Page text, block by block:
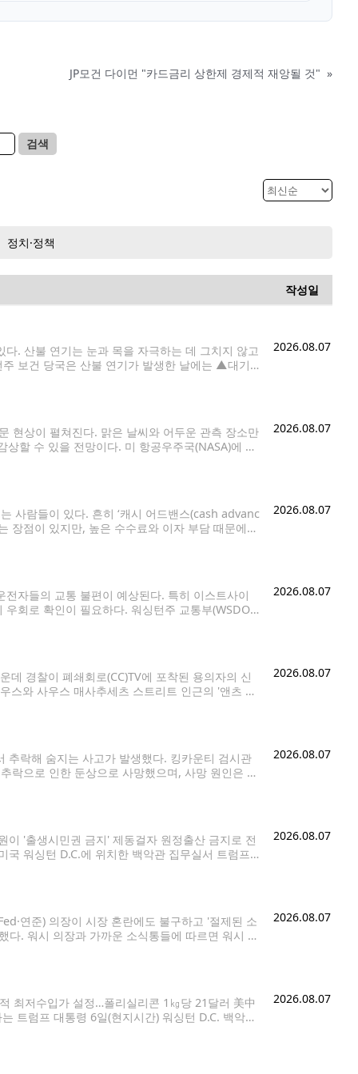
JP모건 다이먼 "카드금리 상한제 경제적 재앙될 것" »
검색
정치·정책
작성일
. 산불 연기는 눈과 목을 자극하는 데 그치지 않고
보건 당국은 산불 연기가 발생한 날에는 ▲대기
2026.08.07
현상이 펼쳐진다. 맑은 날씨와 어두운 관측 장소만
할 수 있을 전망이다. 미 항공우주국(NASA)에 따
2026.08.07
사람들이 있다. 흔히 ‘캐시 어드밴스(cash advanc
장점이 있지만, 높은 수수료와 이자 부담 때문에
2026.08.07
자들의 교통 불편이 예상된다. 특히 이스트사이
회로 확인이 필요하다. 워싱턴주 교통부(WSDOT)
2026.08.07
경찰이 폐쇄회로(CC)TV에 포착된 용의자의 신
스와 사우스 매사추세츠 스트리트 인근의 '앤츠 커
2026.08.07
락해 숨지는 사고가 발생했다. 킹카운티 검시관
락으로 인한 둔상으로 사망했으며, 사망 원인은 사
2026.08.07
'출생시민권 금지' 제동걸자 원정출산 금지로 전
워싱턴 D.C.에 위치한 백악관 집무실서 트럼프
2026.08.07
연준) 의장이 시장 혼란에도 불구하고 '절제된 소
다. 워시 의장과 가까운 소식통들에 따르면 워시 의
2026.08.07
최저수입가 설정…폴리실리콘 1㎏당 21달러 美中
트럼프 대통령 6일(현지시간) 워싱턴 D.C. 백악관
2026.08.07